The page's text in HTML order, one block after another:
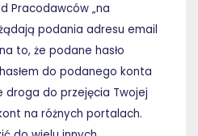
Pracodawców „na
podania adresu email
to, że podane hasło
do podanego konta
droga do przejęcia Twojej
na różnych portalach.